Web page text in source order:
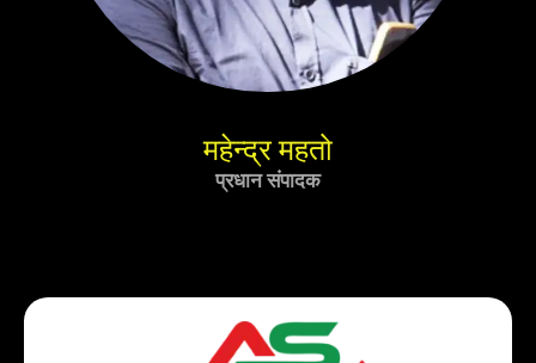
महेन्द्र महतो
प्रधान संपादक